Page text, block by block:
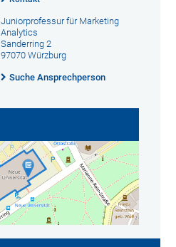
Juniorprofessur für Marketing
Analytics
Sanderring 2
97070 Würzburg
Suche Ansprechperson